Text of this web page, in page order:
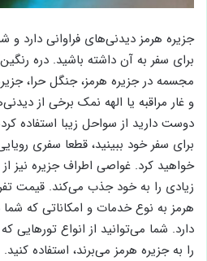
جزیره هرمز دیدنی‌های فراوانی دارد و
برای سفر به آن داشته باشید. دره
مجسمه در جزیره هرمز، جنگل حرا،
و غار مراقبه یا الهه نمک برخی از
دوست دارید از سواحل زیبا استفاده
برای سفر خود ببینید، قطعا سفری
خواهید کرد. غواصی اطراف جزیره نیز
زیادی را به خود جذب می‌کند. قیمت
هرمز به نوع خدمات و امکاناتی که
دارد. شما می‌توانید از انواع
را به جزیره هرمز می‌برند، استفاده کنید.